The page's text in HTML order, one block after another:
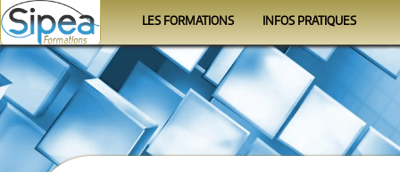
LES FORMATIONS
Le calendrier
Les programmes
Les organismes
INFOS PRATIQUES
Se former
Le Formateur
Conditions